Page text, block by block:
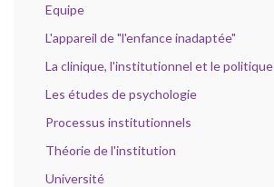
Equipe
L'appareil de "l'enfance inadaptée"
La clinique, l'institutionnel et le politique
Les études de psychologie
Processus institutionnels
Théorie de l'institution
Université